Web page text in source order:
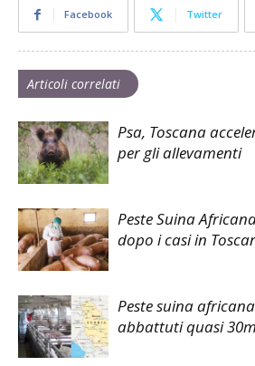
Facebook Twitter
Articoli correlati
Psa, Toscana
per gli allevamenti
Peste Suina
dopo i casi in
Peste suina
abbattuti quasi